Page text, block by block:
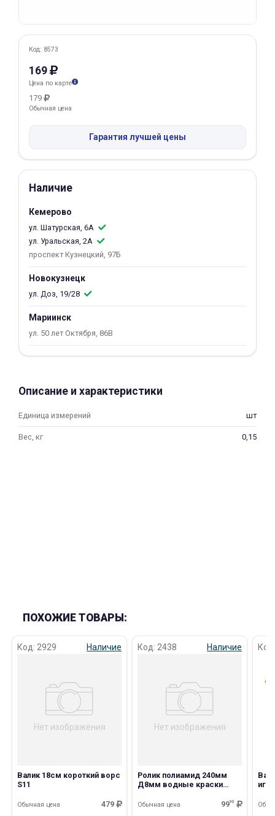
Код: 8573
169
Цена по карте
179
Обычная цена
Гарантия лучшей цены
Наличие
Кемерово
ул. Шатурская, 6А
ул. Уральская, 2А
проспект Кузнецкий, 97Б
Новокузнецк
ул. Доз, 19/28
Мариинск
ул. 50 лет Октября, 86В
Описание и характеристики
Единица измерений шт
Вес, кг 0,15
ПОХОЖИЕ ТОВАРЫ:
Код: 2929 Наличие
Нет изображения
Валик 18см короткий ворс
S11
479
Обычная цена
Код: 2438 Наличие
Нет изображения
Ролик полиамид 240мм
Д8мм водные краски
9990
Обычная цена
выбранный способом
Оставшиеся
списываться
по
Подробнее
об оплате Плайтом
недели
Остались вопросы?
8 800 302-02-51